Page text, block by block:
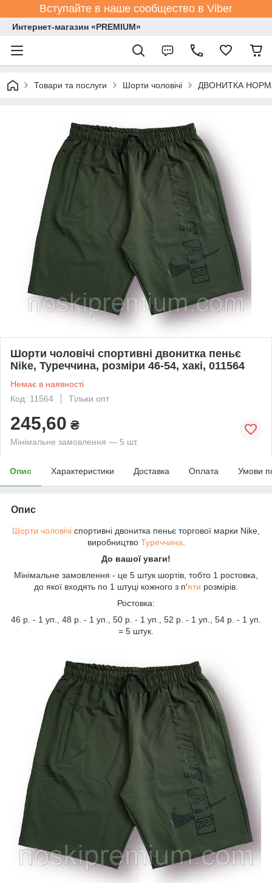
Вступайте в наше сообщество в Viber
Интернет-магазин «PREMIUM»
Товари та послуги Шорти чоловічі ДВОНИТКА НОРМА
Шорти чоловічі спортивні двонитка пеньє
Nike, Туреччина, розміри 46-54, хакі, 011564
Немає в наявності
Код: 11564
Тільки опт
245,60 ₴
Мінімальне замовлення — 5 шт.
Опис Характеристики Доставка Оплата Умови
Опис
Шорти чоловічі спортивні двонитка пеньє торгової марки Nike,
виробництво Туреччина
До вашої уваги!
Мінімальне замовлення - це 5 штук шортів, тобто 1 ростовка,
до якої входять по 1 штуці кожного з п'яти розмірів.
Ростовка:
46 р. - 1 уп., 48 р. - 1 уп., 50 р. - 1 уп., 52 р. - 1 уп., 54 р. - 1 уп.
= 5 штук.